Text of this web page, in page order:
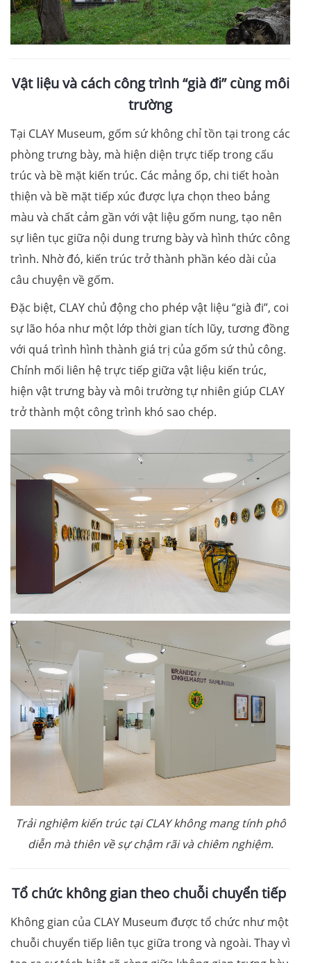
Vật liệu và cách công trình “già đi” cùng môi
trường
Tại CLAY Museum, gốm sứ không chỉ tồn tại trong các
phòng trưng bày, mà hiện diện trực tiếp trong cấu
trúc và bề mặt kiến trúc. Các mảng ốp, chi tiết hoàn
thiện và bề mặt tiếp xúc được lựa chọn theo bảng
màu và chất cảm gần với vật liệu gốm nung, tạo nên
sự liên tục giữa nội dung trưng bày và hình thức công
trình. Nhờ đó, kiến trúc trở thành phần kéo dài của
câu chuyện về gốm.
Đặc biệt, CLAY chủ động cho phép vật liệu “già đi”, coi
sự lão hóa như một lớp thời gian tích lũy, tương đồng
với quá trình hình thành giá trị của gốm sứ thủ công.
Chính mối liên hệ trực tiếp giữa vật liệu kiến trúc,
hiện vật trưng bày và môi trường tự nhiên giúp CLAY
trở thành một công trình khó sao chép.
Trải nghiệm kiến trúc tại CLAY không mang tính phô
diễn mà thiên về sự chậm rãi và chiêm nghiệm.
Tổ chức không gian theo chuỗi chuyển tiếp
Không gian của CLAY Museum được tổ chức như một
chuỗi chuyển tiếp liên tục giữa trong và ngoài. Thay vì